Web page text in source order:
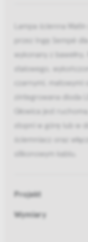
Lampa ścienna
przez Ingę Sempé
wykonany z
stalowego,
czarnymi, matowymi
zintegrowana dioda
Głowica jest
stopni w górę lub w
ściemniacz oraz
silikonowym kablu.
Projekt
Wymiary